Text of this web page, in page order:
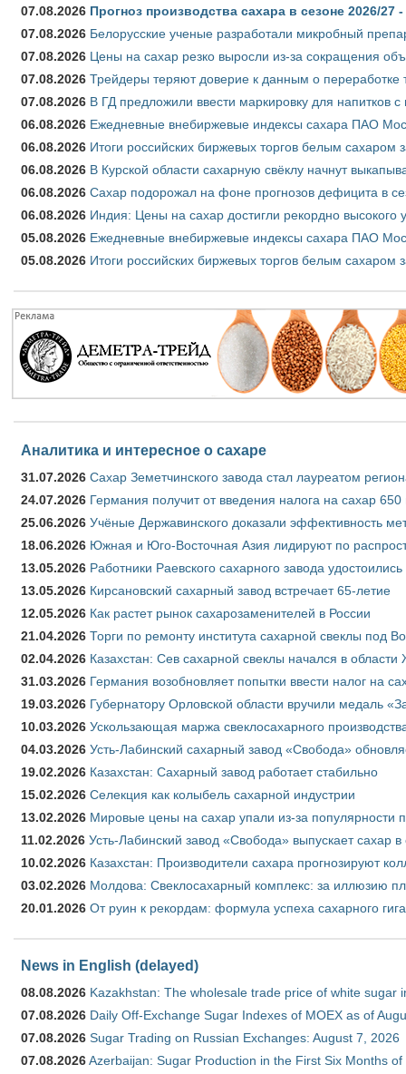
07.08.2026 Прогноз производства сахара в сезоне 2026/
07.08.2026 Белорусские ученые разработали микробный
07.08.2026 Цены на сахар резко выросли из-за сокращения
07.08.2026 Трейдеры теряют доверие к данным о переработке
07.08.2026 В ГД предложили ввести маркировку для напитков
06.08.2026 Ежедневные внебиржевые индексы сахара ПАО
06.08.2026 Итоги российских биржевых торгов белым сахаром
06.08.2026 В Курской области сахарную свёклу начнут
06.08.2026 Сахар подорожал на фоне прогнозов дефицита в
06.08.2026 Индия: Цены на сахар достигли рекордно высокого
05.08.2026 Ежедневные внебиржевые индексы сахара ПАО
05.08.2026 Итоги российских биржевых торгов белым сахаром
Аналитика и интересное о сахаре
31.07.2026 Сахар Земетчинского завода стал лауреатом
24.07.2026 Германия получит от введения налога на сахар
25.06.2026 Учёные Державинского доказали эффективность
18.06.2026 Южная и Юго-Восточная Азия лидируют по
13.05.2026 Работники Раевского сахарного завода удостоились
13.05.2026 Кирсановский сахарный завод встречает 65-летие
12.05.2026 Как растет рынок сахарозаменителей в России
21.04.2026 Торги по ремонту института сахарной свеклы под
02.04.2026 Казахстан: Сев сахарной свеклы начался в области
31.03.2026 Германия возобновляет попытки ввести налог на
19.03.2026 Губернатору Орловской области вручили медаль
10.03.2026 Ускользающая маржа свеклосахарного
04.03.2026 Усть-Лабинский сахарный завод «Свобода»
19.02.2026 Казахстан: Сахарный завод работает стабильно
15.02.2026 Селекция как колыбель сахарной индустрии
13.02.2026 Мировые цены на сахар упали из-за популярности
11.02.2026 Усть-Лабинский завод «Свобода» выпускает сахар в
10.02.2026 Казахстан: Производители сахара прогнозируют
03.02.2026 Молдова: Свеклосахарный комплекс: за иллюзию
20.01.2026 От руин к рекордам: формула успеха сахарного
News in English (delayed)
08.08.2026 Kazakhstan: The wholesale trade price of white sugar
07.08.2026 Daily Off-Exchange Sugar Indexes of MOEX as of
07.08.2026 Sugar Trading on Russian Exchanges: August 7, 2026
07.08.2026Azerbaijan: Sugar Production in the First Six Months of